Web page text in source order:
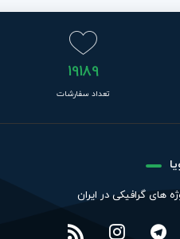
19189
تعداد سفارشات